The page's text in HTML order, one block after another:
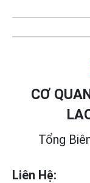
CƠ
Tổng
Liên Hệ: